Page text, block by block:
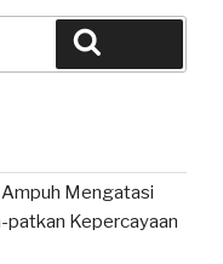
Mengatasi
Kepercayaan